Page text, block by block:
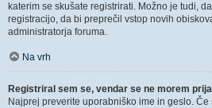
katerim se skušate registrirati. Možno je tudi,
registracijo, da bi preprečil vstop novih
administratorja foruma.
Na vrh
Registriral sem se, vendar se ne morem
Najprej preverite uporabniško ime in geslo.